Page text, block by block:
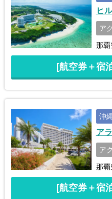
ヒ
ア
那覇
[航空券＋宿
沖
ア
ア
那覇
[航空券＋宿